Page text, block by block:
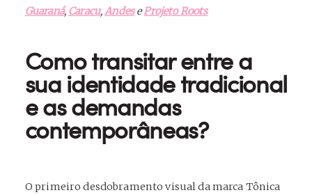
Guaraná, Caracu,AndeseProjeto Roots
Como transitar entre a
sua identidade tradicional
e as demandas
contemporâneas?
O primeiro desdobramento visual da marca Tônica